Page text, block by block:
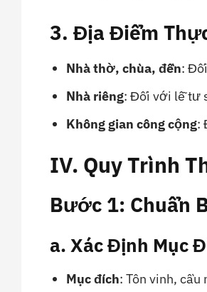
3. Địa Điểm
Nhà thờ, chùa, đền:
Nhà riêng: Đối với lễ tư
Không gian công cộng:
IV. Quy Trình
Bước 1: Chuẩn
a. Xác Định Mục
Mục đích: Tôn vinh, cầu